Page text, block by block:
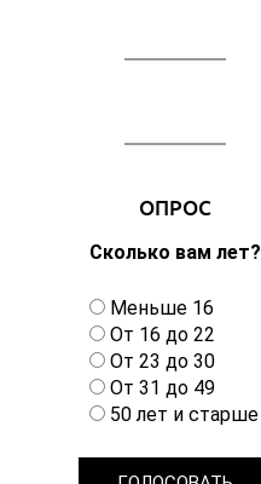
ОПРОС
Сколько вам лет?
В
а
р
и
а
Меньше 16
От 16 до 22
От 23 до 30
От 31 до 49
50 лет и старше